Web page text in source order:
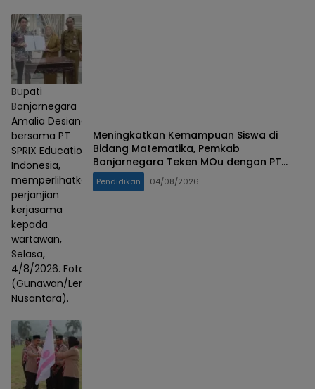
Bupati
Banjarnegara
Amalia Desiana
bersama PT
SPRIX Education
Indonesia,
memperlihatkan
perjanjian
kerjasama
kepada
wartawan,
Selasa,
4/8/2026. Foto :
(Gunawan/Lensa
Nusantara).
Meningkatkan Kemampuan Siswa di
Bidang Matematika, Pemkab
Banjarnegara Teken MOu dengan PT
SPRIX Asal Jepang
Pendidikan 04/08/2026